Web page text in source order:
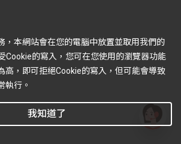
，本網站會在您的電腦中放置並取用我們的
Cookie的寫入，您可在您使用的瀏覽器功能
高，即可拒絕Cookie的寫入，但可能會導致
執行。
我知道了